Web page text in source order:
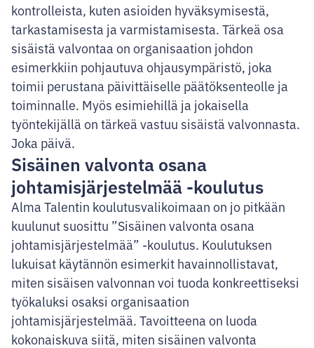
kontrolleista, kuten asioiden hyväksymisestä,
tarkastamisesta ja varmistamisesta. Tärkeä osa
sisäistä valvontaa on organisaation johdon
esimerkkiin pohjautuva ohjausympäristö, joka
toimii perustana päivittäiselle päätöksenteolle ja
toiminnalle. Myös esimiehillä ja jokaisella
työntekijällä on tärkeä vastuu sisäistä valvonnasta.
Joka päivä.
Sisäinen valvonta osana
johtamisjärjestelmää -koulutus
Alma Talentin koulutusvalikoimaan on jo pitkään
kuulunut suosittu ”Sisäinen valvonta osana
johtamisjärjestelmää” -koulutus. Koulutuksen
lukuisat käytännön esimerkit havainnollistavat,
miten sisäisen valvonnan voi tuoda konkreettiseksi
työkaluksi osaksi organisaation
johtamisjärjestelmää. Tavoitteena on luoda
kokonaiskuva siitä, miten sisäinen valvonta